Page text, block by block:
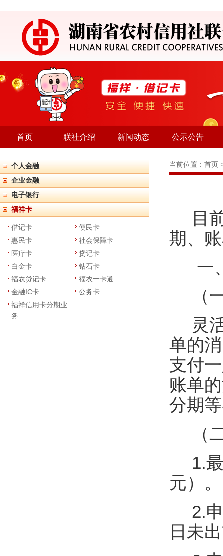
首页 联社介绍 新闻动态 公示公告
个人金融
企业金融
电子银行
福祥卡
借记卡
便民卡
惠民卡
社会保障卡
医疗卡
贷记卡
白金卡
钻石卡
福农贷记卡
福农一卡通
金融IC卡
公务卡
福祥信用卡分期业
务
当前位置： 首页
目
期、
一
（
灵
单的
支付
账单
分期
（
1.
元）。
2.
日未